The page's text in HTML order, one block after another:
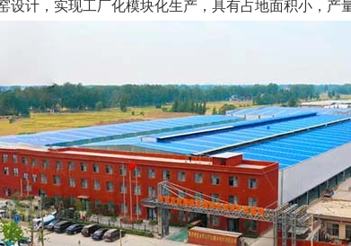
设计，实现工厂化模块化生产，具有占地面积小，产